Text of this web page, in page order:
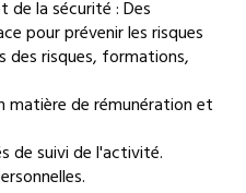
de la sécurité : Des
pour prévenir les risques
des risques, formations,
matière de rémunération et
de suivi de l'activité.